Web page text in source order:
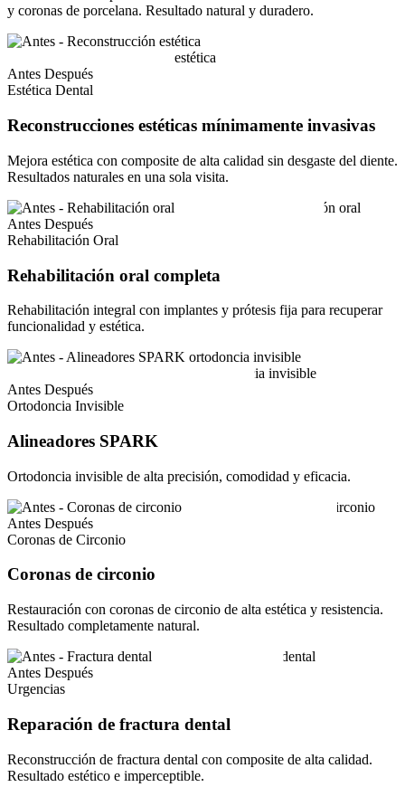
y coronas de porcelana. Resultado natural y duradero.
Antes Después
Estética Dental
Reconstrucciones estéticas mínimamente invasivas
Mejora estética con composite de alta calidad sin desgaste del diente.
Resultados naturales en una sola visita.
Antes Después
Rehabilitación Oral
Rehabilitación oral completa
Rehabilitación integral con implantes y prótesis fija para recuperar
funcionalidad y estética.
Antes Después
Ortodoncia Invisible
Alineadores SPARK
Ortodoncia invisible de alta precisión, comodidad y eficacia.
Antes Después
Coronas de Circonio
Coronas de circonio
Restauración con coronas de circonio de alta estética y resistencia.
Resultado completamente natural.
Antes Después
Urgencias
Reparación de fractura dental
Reconstrucción de fractura dental con composite de alta calidad.
Resultado estético e imperceptible.